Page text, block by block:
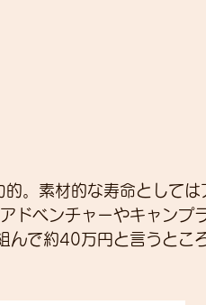
。素材的な寿命として
ドベンチャーやキャンプ
で約40万円と言うとこ